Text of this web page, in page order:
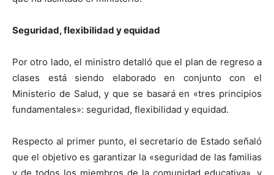
Seguridad, flexibilidad y equidad
Por otro lado, el ministro detalló que el plan de regreso a
clases está siendo elaborado en conjunto con el
Ministerio de Salud, y que se basará en «tres principios
fundamentales»: seguridad, flexibilidad y equidad.
Respecto al primer punto, el secretario de Estado señaló
que el objetivo es garantizar la «seguridad de las familias
y de todos los miembros de la comunidad educativa», y